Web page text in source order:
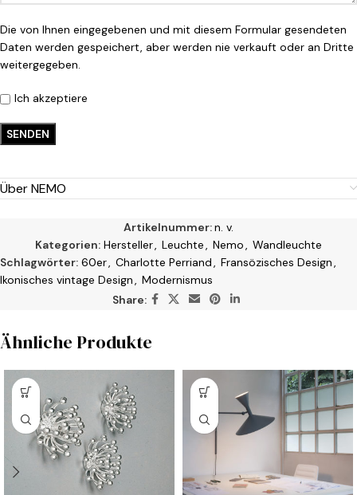
Die von Ihnen eingegebenen und mit diesem Formular gesendeten
Daten werden gespeichert, aber werden nie verkauft oder an Dritte
weitergegeben.
Ich akzeptiere
Über NEMO
Artikelnummer:n. v.
Kategorien: Hersteller, Leuchte, Nemo, Wandleuchte
Schlagwörter: 60er, Charlotte Perriand, Fransözisches Design,
Ikonisches vintage Design, Modernismus
Share:
Ähnliche Produkte